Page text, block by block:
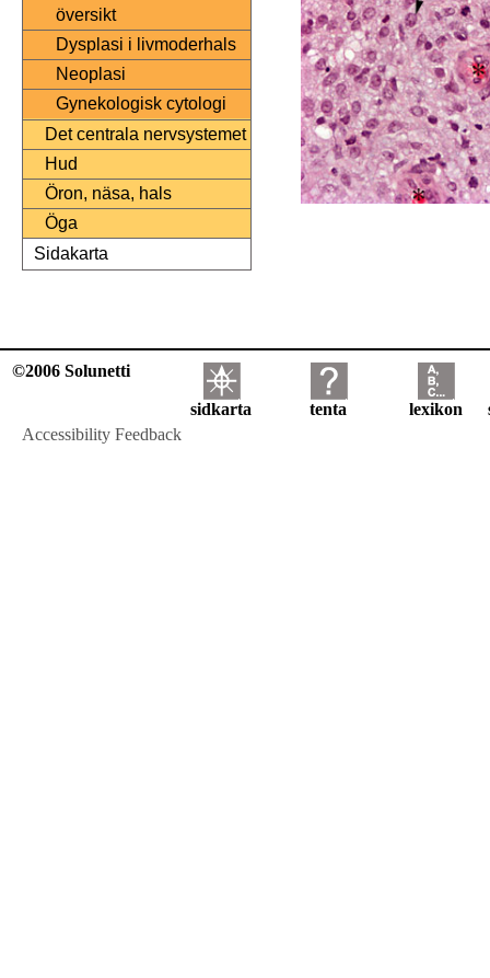
översikt
Dysplasi i livmoderhals
Neoplasi
Gynekologisk cytologi
Det centrala nervsystemet
Hud
Öron, näsa, hals
Öga
Sidakarta
©2006 Solunetti
sidkarta tenta lexikon
Accessibility Feedback